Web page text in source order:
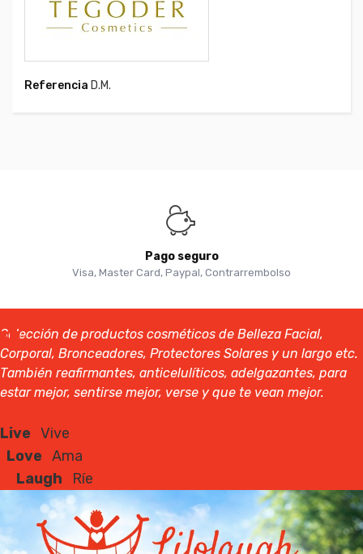
Referencia D.M.
Pago seguro
Visa, Master Card, Paypal, Contrarrembolso
Selección de productos cosméticos de Belleza Facial,
Corporal, Bronceadores, Protectores Solares y un largo etc.
También reafirmantes, anticelulíticos, adelgazantes, para
estar mejor, sentirse mejor, verse y que te vean mejor.
Live Vive
Love Ama
Laugh Ríe